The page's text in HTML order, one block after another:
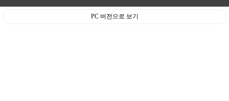
PC 버전으로 보기